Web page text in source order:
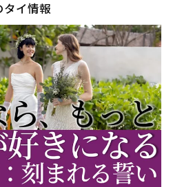
タイ情報